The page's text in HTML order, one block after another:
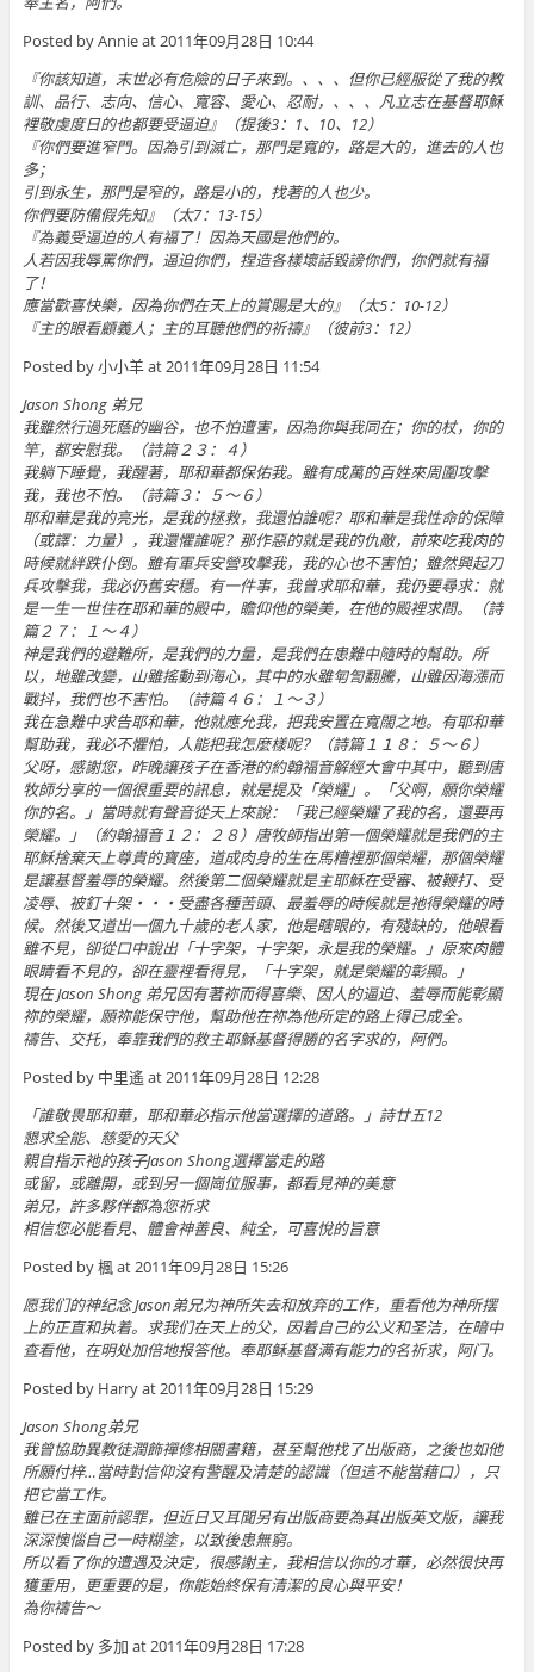
Posted by Annie at 2011年09月28日 10:44
『你該知道，末世必有危險的日子來到。、、、但你已經服從了我的教
訓、品行、志向、信心、寬容、愛心、忍耐，、、、凡立志在基督耶穌
裡敬虔度日的也都要受逼迫』（提後3：1、10、12）
『你們要進窄門。因為引到滅亡，那門是寬的，路是大的，進去的人也
多；
引到永生，那門是窄的，路是小的，找著的人也少。
你們要防備假先知』（太7：13-15）
『為義受逼迫的人有福了！因為天國是他們的。
人若因我辱罵你們，逼迫你們，捏造各樣壞話毀謗你們，你們就有福
了！
應當歡喜快樂，因為你們在天上的賞賜是大的』（太5：10-12）
『主的眼看顧義人；主的耳聽他們的祈禱』（彼前3：12）
Posted by 小小羊 at 2011年09月28日 11:54
Jason Shong 弟兄
我雖然行過死蔭的幽谷，也不怕遭害，因為你與我同在；你的杖，你的
竿，都安慰我。（詩篇２３：４）
我躺下睡覺，我醒著，耶和華都保佑我。雖有成萬的百姓來周圍攻擊
我，我也不怕。（詩篇３：５～６）
耶和華是我的亮光，是我的拯救，我還怕誰呢？耶和華是我性命的保障
（或譯：力量），我還懼誰呢？那作惡的就是我的仇敵，前來吃我肉的
時候就絆跌仆倒。雖有軍兵安營攻擊我，我的心也不害怕；雖然興起刀
兵攻擊我，我必仍舊安穩。有一件事，我曾求耶和華，我仍要尋求：就
是一生一世住在耶和華的殿中，瞻仰他的榮美，在他的殿裡求問。（詩
篇２７：１～４）
神是我們的避難所，是我們的力量，是我們在患難中隨時的幫助。所
以，地雖改變，山雖搖動到海心，其中的水雖匉訇翻騰，山雖因海漲而
戰抖，我們也不害怕。（詩篇４６：１～３）
我在急難中求告耶和華，他就應允我，把我安置在寬闊之地。有耶和華
幫助我，我必不懼怕，人能把我怎麼樣呢？（詩篇１１８：５～６）
父呀，感謝您，昨晚讓孩子在香港的約翰福音解經大會中其中，聽到唐
牧師分享的一個很重要的訊息，就是提及「榮耀」。「父啊，願你榮耀
你的名。」當時就有聲音從天上來說：「我已經榮耀了我的名，還要再
榮耀。」（約翰福音１２：２８）唐牧師指出第一個榮耀就是我們的主
耶穌捨棄天上尊貴的寶座，道成肉身的生在馬糟裡那個榮耀，那個榮耀
是讓基督羞辱的榮耀。然後第二個榮耀就是主耶穌在受審、被鞭打、受
凌辱、被釘十架‧‧‧受盡各種苦頭、最羞辱的時候就是祂得榮耀的時
候。然後又道出一個九十歲的老人家，他是瞎眼的，有殘缺的，他眼看
雖不見，卻從口中說出「十字架，十字架，永是我的榮耀。」原來肉體
眼睛看不見的，卻在靈裡看得見，「十字架，就是榮耀的彰顯。」
現在 Jason Shong 弟兄因有著祢而得喜樂、因人的逼迫、羞辱而能彰顯
祢的榮耀，願祢能保守他，幫助他在祢為他所定的路上得已成全。
禱告、交托，奉靠我們的救主耶穌基督得勝的名字求的，阿們。
Posted by 中里遙 at 2011年09月28日 12:28
「誰敬畏耶和華，耶和華必指示他當選擇的道路。」詩廿五12
懇求全能、慈愛的天父
親自指示祂的孩子Jason Shong選擇當走的路
或留，或離開，或到另一個崗位服事，都看見神的美意
弟兄，許多夥伴都為您祈求
相信您必能看見、體會神善良、純全，可喜悅的旨意
Posted by 楓 at 2011年09月28日 15:26
愿我们的神纪念 Jason弟兄为神所失去和放弃的工作，重看他为神所摆
上的正直和执着。求我们在天上的父，因着自己的公义和圣洁，在暗中
查看他，在明处加倍地报答他。奉耶稣基督满有能力的名祈求，阿门。
Posted by Harry at 2011年09月28日 15:29
Jason Shong弟兄
我曾協助異教徒潤飾禪修相關書籍，甚至幫他找了出版商，之後也如他
所願付梓…當時對信仰沒有警醒及清楚的認識（但這不能當藉口），只
把它當工作。
雖已在主面前認罪，但近日又耳聞另有出版商要為其出版英文版，讓我
深深懊惱自己一時糊塗，以致後患無窮。
所以看了你的遭遇及決定，很感謝主，我相信以你的才華，必然很快再
獲重用，更重要的是，你能始終保有清潔的良心與平安！
為你禱告～
Posted by 多加 at 2011年09月28日 17:28